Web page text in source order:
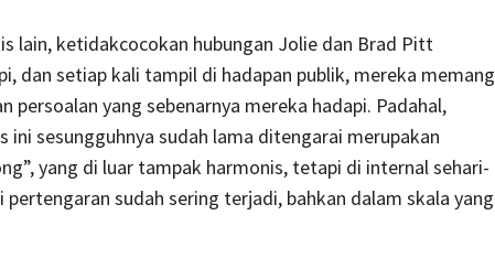
lain, ketidakcocokan hubungan Jolie dan Brad Pitt
dan setiap kali tampil di hadapan publik, mereka memang
persoalan yang sebenarnya mereka hadapi. Padahal,
ini sesungguhnya sudah lama ditengarai merupakan
yang di luar tampak harmonis, tetapi di internal sehari-
sudah sering terjadi, bahkan dalam skala yang